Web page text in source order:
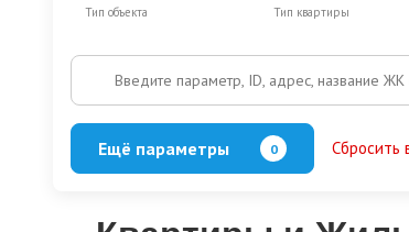
Тип объекта Тип квартиры
Введите параметр, ID, адрес, название
Ещё параметры 0 Сбросить